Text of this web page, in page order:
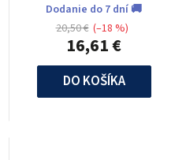
Dodanie do 7 dní 🚚
16,61 €
20,50 € (–18 %)
DO KOŠÍKA